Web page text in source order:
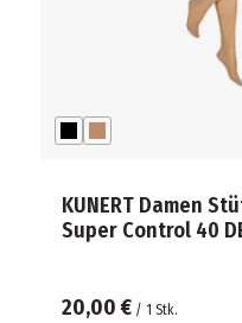
KUNERT Damen
Super Control 40
20,00 € / 1 Stk.